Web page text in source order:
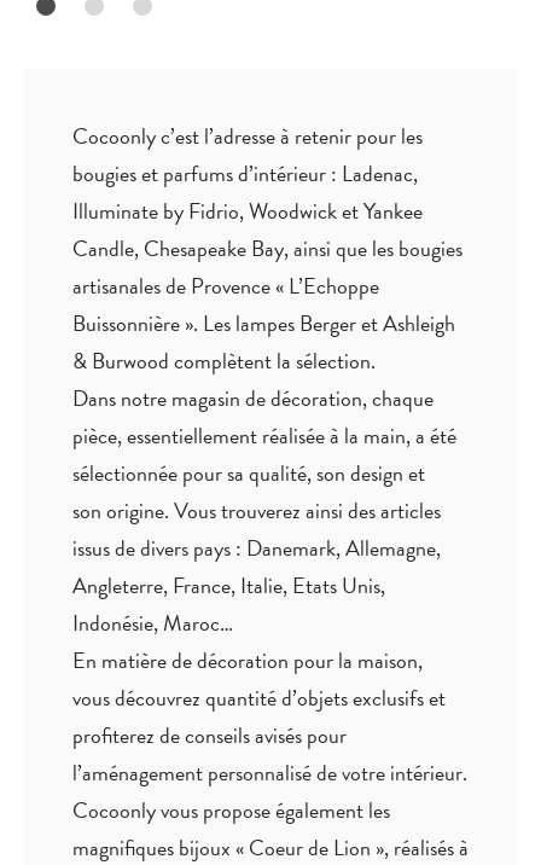
Cocoonly c’est l’adresse à retenir pour les
bougies et parfums d’intérieur : Ladenac,
Illuminate by Fidrio, Woodwick et Yankee
Candle, Chesapeake Bay, ainsi que les bougies
artisanales de Provence « L’Echoppe
Buissonnière ». Les lampes Berger et Ashleigh
& Burwood complètent la sélection.
Dans notre magasin de décoration, chaque
pièce,essentiellement réalisée à la main, a été
sélectionnée pour sa qualité, son design et
son origine. Vous trouverez ainsi des articles
issus de divers pays : Danemark, Allemagne,
Angleterre, France, Italie, Etats Unis,
Indonésie, Maroc…
En matière de décoration pour la maison,
vous découvrez quantitéd’objets exclusifset
profiterez deconseils aviséspour
l’aménagement personnalisé de votre intérieur.
Cocoonly vous propose également les
magnifiques bijoux « Coeur de Lion », réalisés à